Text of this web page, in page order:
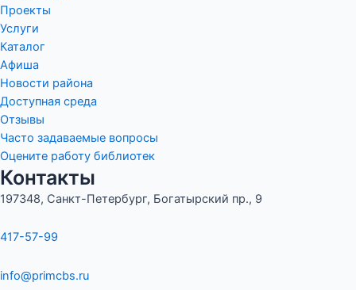
Проекты
Услуги
Каталог
Афиша
Новости района
Доступная среда
Отзывы
Часто задаваемые вопросы
Оцените работу библиотек
Контакты
197348, Санкт-Петербург, Богатырский пр., 9
417-57-99
info@primcbs.ru